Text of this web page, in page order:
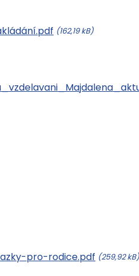
(162,19 kB)
pro-rodice.pdf (259,92 kB)